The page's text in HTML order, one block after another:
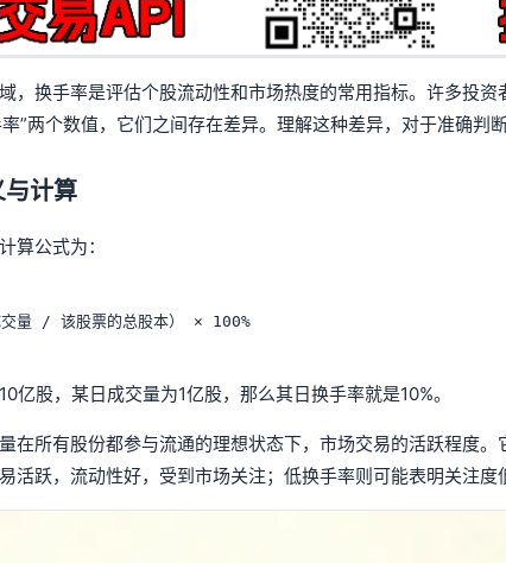
，换手率是评估个股流动性和市场热度的常用指标。许多投
”两个数值，它们之间存在差异。理解这种差异，对于准确判
计算
算公式为：
量 / 该股票的总股本） × 100%
亿股，某日成交量为1亿股，那么其日换手率就是10%。
在所有股份都参与流通的理想状态下，市场交易的活跃程度
活跃，流动性好，受到市场关注；低换手率则可能表明关注度